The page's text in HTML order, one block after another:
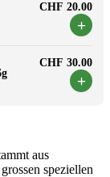
CHF 20.00
+
CHF 30.00
+
aus
speziellen